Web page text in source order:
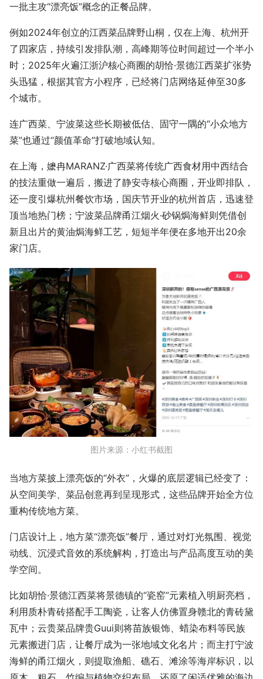
一批主攻“漂亮饭”概念的正餐品牌。
例如2024年创立的江西菜品牌野山桐，仅在上海、杭州开
了四家店，持续引发排队潮，高峰期等位时间超过一个半小
时；2025年火遍江浙沪核心商圈的胡恰·景德江西菜扩张势
头迅猛，根据其官方小程序，已经将门店网络延伸至30多
个城市。
连广西菜、宁波菜这些长期被低估、固守一隅的“小众地方
菜”也通过“颜值革命”打破地域认知。
在上海，嬷冉MARANZ·广西菜将传统广西食材用中西结合
的技法重做一遍后，搬进了静安寺核心商圈，开业即排队，
还一度引爆杭州餐饮市场，国庆节开业的杭州首店，迅速登
顶当地热门榜；宁波菜品牌甬江烟火·砂锅焗海鲜则凭借创
新且出片的黄油焗海鲜工艺，短短半年便在多地开出20余
家门店。
图片来源：小红书截图
当地方菜披上漂亮饭的“外衣”，火爆的底层逻辑已经变了：
从空间美学、菜品创意再到呈现形式，这些品牌开始全方位
重构传统地方菜。
门店设计上，地方菜“漂亮饭”餐厅，通过对灯光氛围、视觉
动线、沉浸式音效的系统解构，打造出与产品高度互动的美
学空间。
比如胡恰·景德江西菜将景德镇的“瓷窑”元素植入明厨亮档，
利用质朴青砖搭配手工陶瓷，让客人仿佛置身赣北的青砖黛
瓦中；云贵菜品牌贵Guui则将苗族银饰、蜡染布料等民族
元素搬进门店，让餐厅成为一张地域文化名片；而主打宁波
海鲜的甬江烟火，则提取渔船、礁石、滩涂等海岸标识，以